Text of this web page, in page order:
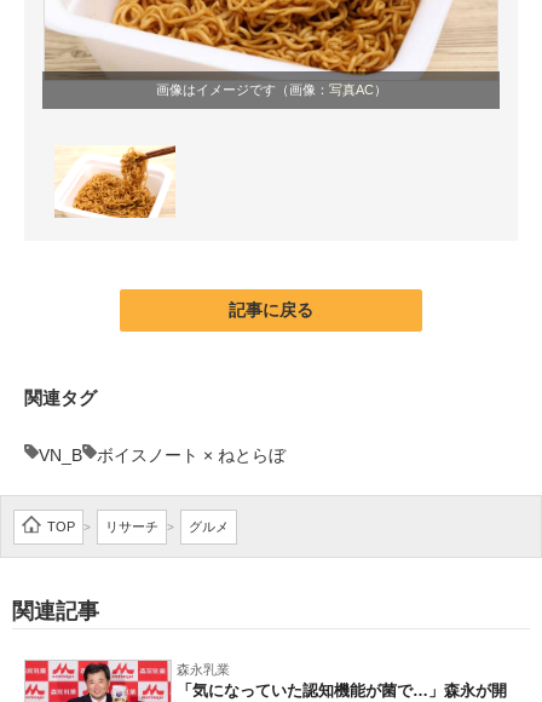
企業ITのトレンドを詳説
経営リーダーのコミュニティ
マーケ×ITの今がよく分かる
ITエンジニア向け専門サイト
IT製品の技術・比較・事例
モノづくり技術者専門サイト
エレクトロニクス専門サイト
電子設計の基本と応用
エネルギーの専門メディア
建設×テクノロジーの最前線
ちょっと気になるネットの話題
画像はイメージです（画像： 写真AC）
記事に戻る
関連タグ
VN_B ボイスノート × ねとらぼ
TOP > リサーチ > グルメ
関連記事
森永乳業
「気になっていた認知機能が菌で…」森永が開